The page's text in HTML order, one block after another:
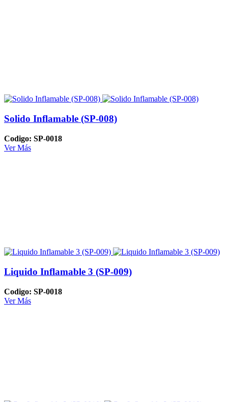
Solido Inflamable (SP-008)
Codigo: SP-0018
Ver Más
Liquido Inflamable 3 (SP-009)
Codigo: SP-0018
Ver Más